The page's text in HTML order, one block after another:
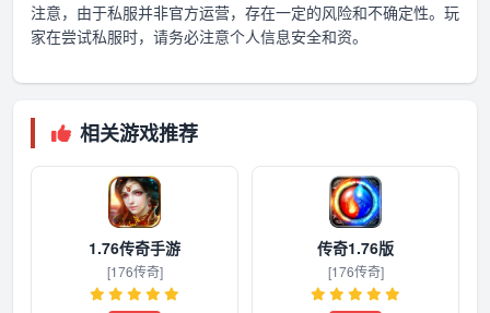
注意，由于私服并非官方运营，存在一定的风险和不确定性。玩
家在尝试私服时，请务必注意个人信息安全和资。
相关游戏推荐
1.76传奇手游
[176传奇]
传奇1.76版
[176传奇]